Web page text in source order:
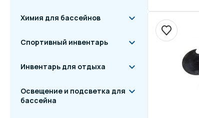
Химия для бассейнов
Спортивный инвентарь
Инвентарь для отдыха
Освещение и подсветка для
бассейна